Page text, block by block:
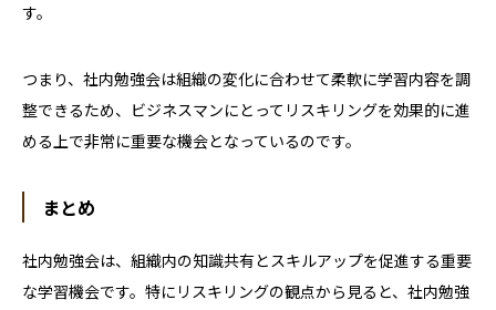
す。
つまり、社内勉強会は組織の変化に合わせて柔軟に学習内容を調
整できるため、ビジネスマンにとってリスキリングを効果的に進
める上で非常に重要な機会となっているのです。
まとめ
社内勉強会は、組織内の知識共有とスキルアップを促進する重要
な学習機会です。特にリスキリングの観点から見ると、社内勉強